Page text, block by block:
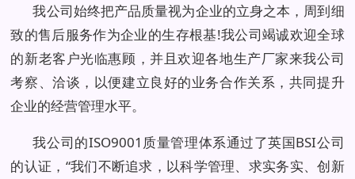
我公司始终把产品质量视为企业的立身之本，周到细
致的售后服务作为企业的生存根基!我公司竭诚欢迎全球
的新老客户光临惠顾，并且欢迎各地生产厂家来我公司
考察、洽谈，以便建立良好的业务合作关系，共同提升
企业的经营管理水平。
我公司的ISO9001质量管理体系通过了英国BSI公司
的认证，“我们不断追求，以科学管理、求实务实、创新